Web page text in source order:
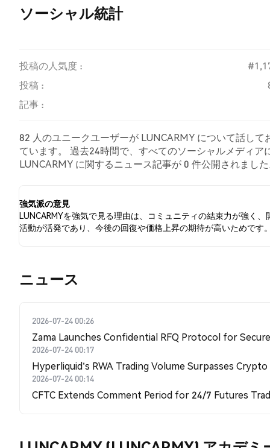
ソーシャル統計
投稿の人気度 :
投稿 :
記事 :
82 人のユニークユーザーが LUNCARMY について話し
ています。 過去24時間で、すべてのソーシャルメディア
LUNCARMY に関するニュース記事が 0 件公開されまし
強気派の意見
LUNCARMYを強気で見る理由は、コミュニティの結束力が強く、
活動が活発であり、今後の回復や価格上昇の期待が高いためです。
​​ニュース​​
2026-07-24 00:26
Zama Launches Confidential RFQ Protocol for
2026-07-24 00:17
Hyperliquid's RWA Trading Volume Surpasses
2026-07-24 00:14
CFTC Extends Comment Period for 24/7 Futures